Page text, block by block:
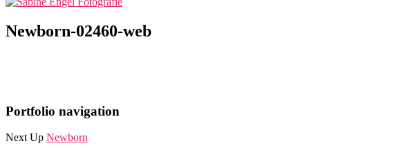
Newborn-02460-web
Portfolio navigation
Next Up Newborn